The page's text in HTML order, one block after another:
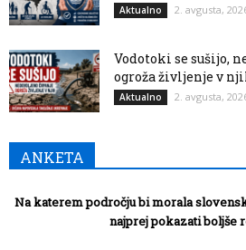
Aktualno 2. avgusta,
Vodotoki se sušijo,
ogroža življenje v
Aktualno 2. avgusta,
ANKETA
Na katerem področju bi morala
najprej pokazati boljše